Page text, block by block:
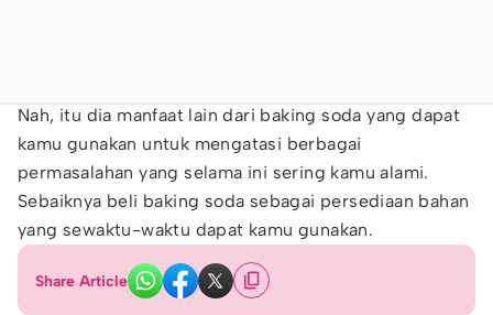
Nah, itu dia manfaat lain dari baking soda yang dapat
kamu gunakan untuk mengatasi berbagai
permasalahan yang selama ini sering kamu alami.
Sebaiknya beli baking soda sebagai persediaan bahan
yang sewaktu-waktu dapat kamu gunakan.
Share Article